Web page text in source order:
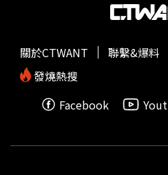
金額，對於豬哥亮來說，儘管
也難以償還，當年豬哥亮病逝
3億台幣沒還完。謝金燕在父親
對父親的思念。（圖／翻攝自
持節目賣力賺錢，復出8年拍片
關係決裂的女兒謝金燕趕回病
心結。謝金燕在父親節時，也
關於CTWANT 聯繫&爆料
發燒熱搜
Facebook